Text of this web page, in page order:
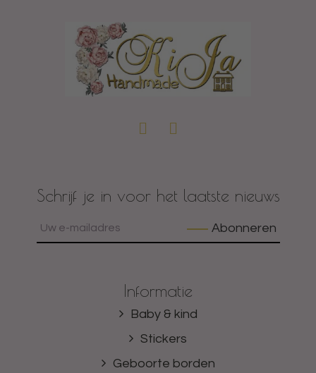
Schrijf je in voor het laatste nieuws
Abonneren
Informatie
Baby & kind
Stickers
Geboorte borden